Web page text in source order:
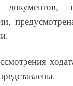
документов,